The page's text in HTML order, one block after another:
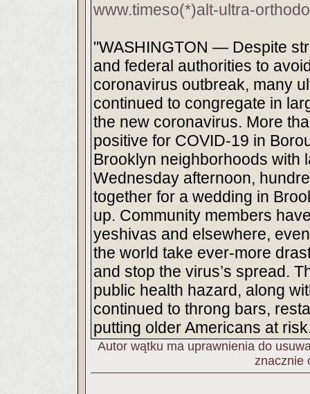
www.timeso(*)alt-ultra-
"WASHINGTON — Despite
and federal authorities to
coronavirus outbreak, many
continued to congregate in
the new coronavirus. More
positive for COVID-19 in
Brooklyn neighborhoods with
Wednesday afternoon,
together for a wedding in
up. Community members
yeshivas and elsewhere,
the world take ever-more
and stop the virus’s spread.
public health hazard, along
continued to throng bars,
putting older Americans at
Autor wątku ma uprawnienia do
znacznie